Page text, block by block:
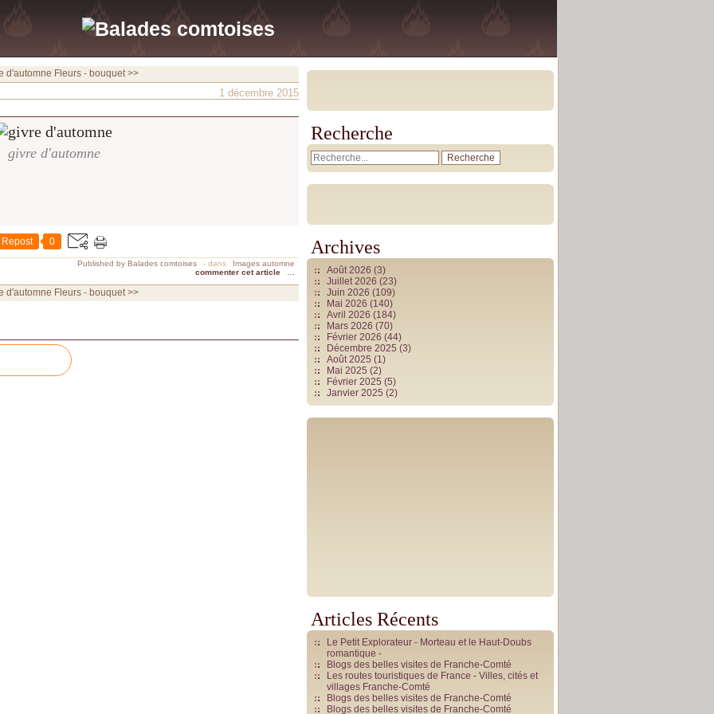
d'automne Fleurs - bouquet >>
1 décembre 2015
givre d'automne
Repost 0
Published by Balades comtoises - dans
Images automne
commenter cet article
d'automne Fleurs - bouquet >>
Recherche
Archives
Août 2026 (3)
Juillet 2026 (23)
Juin 2026 (109)
Mai 2026 (140)
Avril 2026 (184)
Mars 2026 (70)
Février 2026 (44)
Décembre 2025 (3)
Août 2025 (1)
Mai 2025 (2)
Février 2025 (5)
Janvier 2025 (2)
Articles Récents
Le Petit Explorateur - Morteau et le Haut-Doubs
romantique -
Blogs des belles visites de Franche-Comté
Les routes touristiques de France - Villes, cités et
villages Franche-Comté
Blogs des belles visites de Franche-Comté
Blogs des belles visites de Franche-Comté